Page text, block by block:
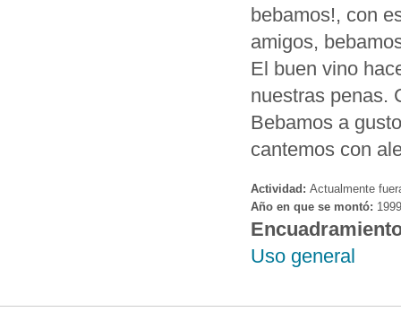
bebamos!, con
amigos,
El buen vino
nuestras penas.
Bebamos a
cantemos con
Actividad: Actualmente
Año en que se montó: 1999
Uso general